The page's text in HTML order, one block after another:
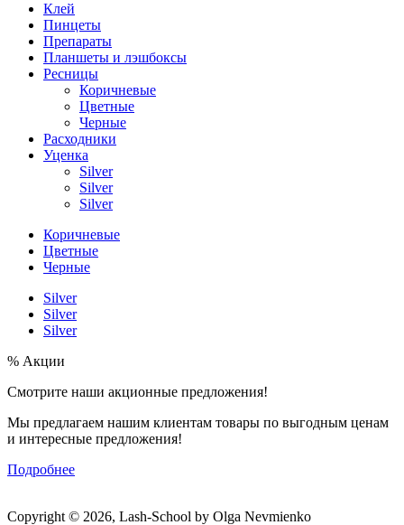
Клей
Пинцеты
Препараты
Планшеты и лэшбоксы
Ресницы
Коричневые
Цветные
Черные
Расходники
Уценка
Silver
Silver
Silver
Коричневые
Цветные
Черные
Silver
Silver
Silver
% Акции
Смотрите наши акционные предложения!
Мы предлагаем нашим клиентам товары по выгодным ценам
и интересные предложения!
Подробнее
Copyright © 2026, Lash-School by Olga Nevmienko